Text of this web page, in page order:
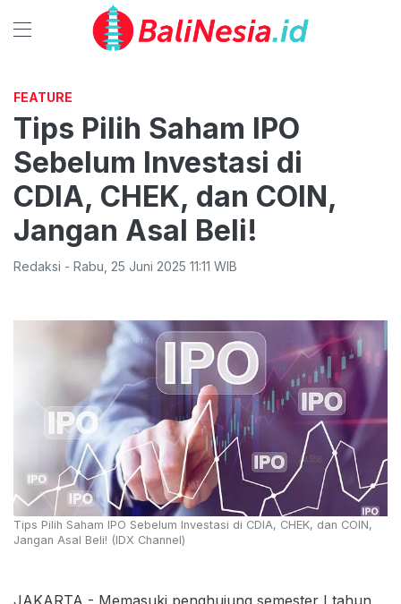
FEATURE
Tips Pilih Saham IPO
Sebelum Investasi di
CDIA, CHEK, dan COIN,
Jangan Asal Beli!
Redaksi - Rabu 25 Juni 2025 11:11 WIB
Tips Pilih Saham IPO Sebelum Investasi di CDIA, CHEK, dan COIN,
Jangan Asal Beli! (IDX Channel)